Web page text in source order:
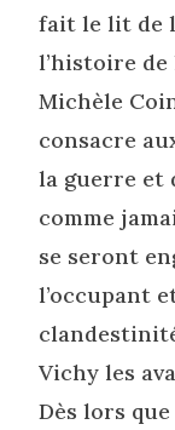
fait le lit de
l’histoire
Michèle
consacre
la guerre et
comme
se seront
l’occupant
Vichy les
Dès lors